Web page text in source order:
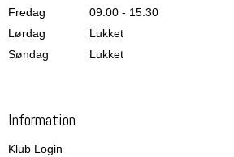
Fredag
09:00 - 15:30
Lørdag
Lukket
Søndag
Lukket
Information
Klub Login